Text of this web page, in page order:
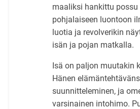
maaliksi hankittu
pohjalaiseen luontoon
luotia ja revolverikin
isän ja pojan matkalla.
Isä on paljon muutakin
Hänen
suunnitteleminen, ja
varsinainen intohimo.